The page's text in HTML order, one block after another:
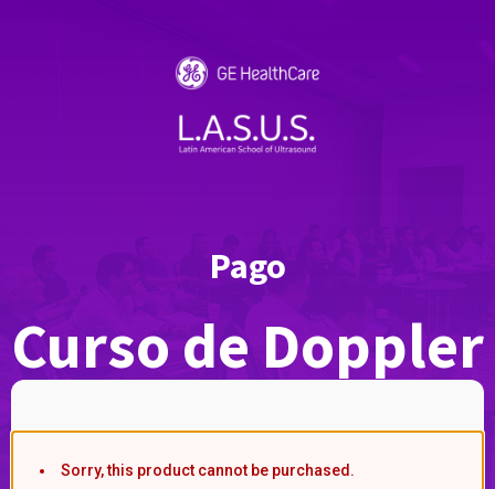
Pago
Curso de Doppler
Periférico
Sorry, this product cannot be purchased.